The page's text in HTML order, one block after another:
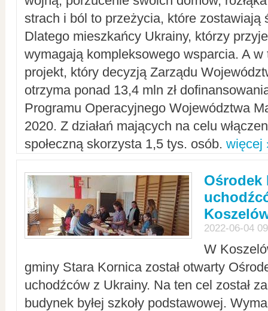
strach i ból to przeżycia, które zostawiają
Dlatego mieszkańcy Ukrainy, którzy
wymagają kompleksowego wsparcia. A w
projekt, który decyzją Zarządu
otrzyma ponad 13,4 mln zł
Programu Operacyjnego Województwa
2020. Z działań mających na celu
społeczną skorzysta 1,5 tys. osób. więcej
Ośrodek
2022-06-04
W
gminy Stara Kornica został otwarty
uchodźców z Ukrainy. Na ten cel został
budynek byłej szkoły podstawowej.